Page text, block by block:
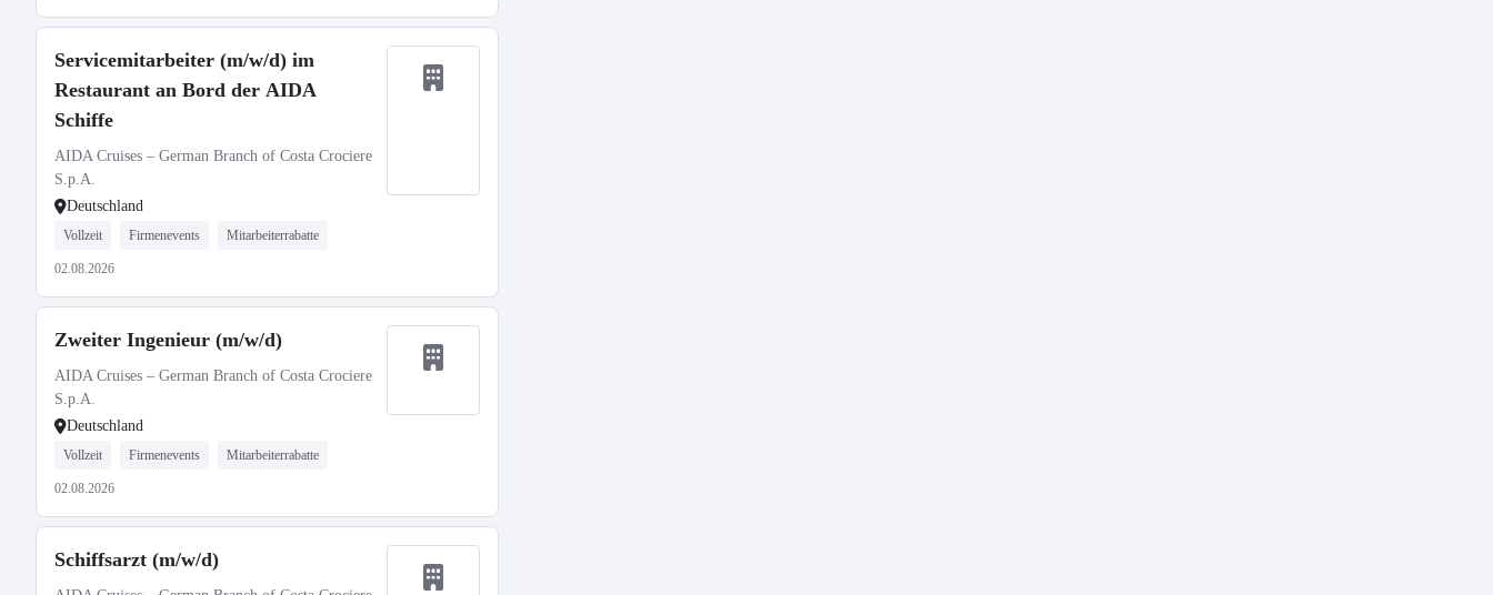
Servicemitarbeiter (m/w/d) im
Restaurant an Bord der AIDA
Schiffe
AIDA Cruises – German Branch of Costa Crociere
S.p.A.
Deutschland
Vollzeit Firmenevents Mitarbeiterrabatte
02.08.2026
Zweiter Ingenieur (m/w/d)
AIDA Cruises – German Branch of Costa Crociere
S.p.A.
Deutschland
Vollzeit Firmenevents Mitarbeiterrabatte
02.08.2026
Schiffsarzt (m/w/d)